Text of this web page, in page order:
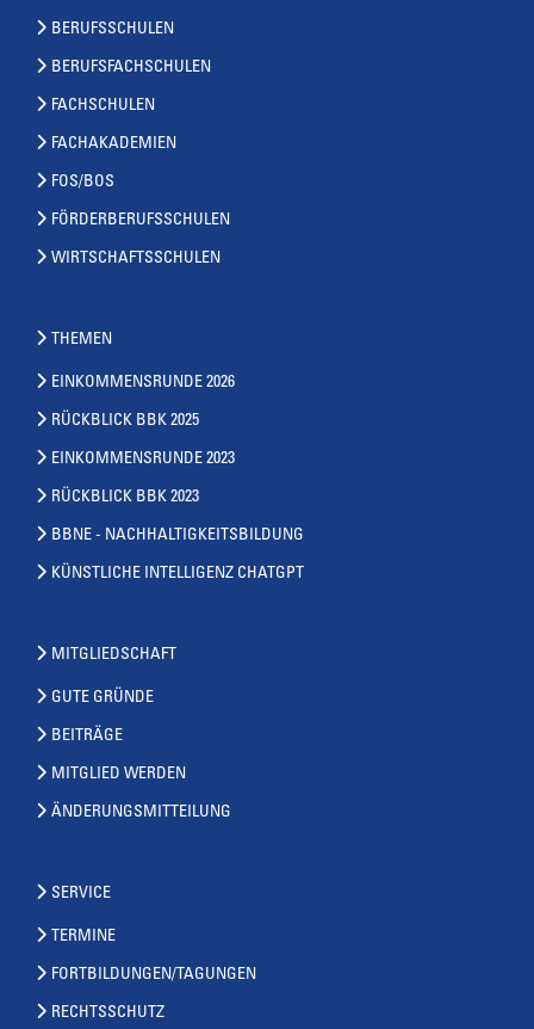
BERUFSSCHULEN
BERUFSFACHSCHULEN
FACHSCHULEN
FACHAKADEMIEN
FOS/BOS
FÖRDERBERUFSSCHULEN
WIRTSCHAFTSSCHULEN
THEMEN
EINKOMMENSRUNDE 2026
RÜCKBLICK BBK 2025
EINKOMMENSRUNDE 2023
RÜCKBLICK BBK 2023
BBNE - NACHHALTIGKEITSBILDUNG
KÜNSTLICHE INTELLIGENZ CHATGPT
MITGLIEDSCHAFT
GUTE GRÜNDE
BEITRÄGE
MITGLIED WERDEN
ÄNDERUNGSMITTEILUNG
SERVICE
TERMINE
FORTBILDUNGEN/TAGUNGEN
RECHTSSCHUTZ